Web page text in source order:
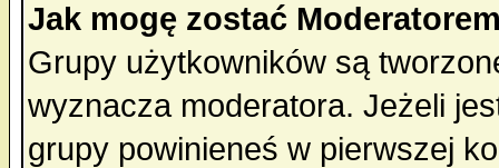
Jak mogę zostać
Grupy użytkowników są
wyznacza moderatora. Jeżeli
grupy powinieneś w pierwszej